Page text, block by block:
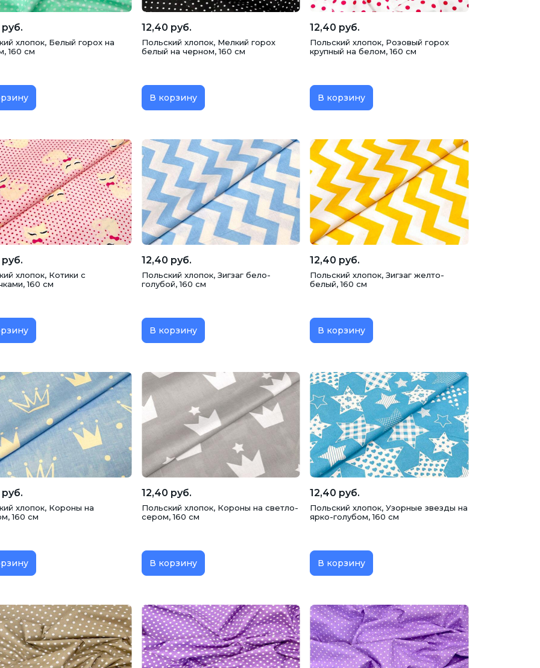
хлопок, Белый горох на
160 см
12,40 руб.
Польский хлопок, Мелкий горох
белый на черном, 160 см
В корзину
12,40 руб.
Польский хлопок, Розовый горох
крупный на белом, 160 см
В корзину
хлопок, Котики с
160 см
12,40 руб.
Польский хлопок, Зигзаг бело-
голубой, 160 см
В корзину
12,40 руб.
Польский хлопок, Зигзаг желто-
белый, 160 см
В корзину
хлопок, Короны на
160 см
12,40 руб.
Польский хлопок, Короны на светло-
сером, 160 см
В корзину
12,40 руб.
Польский хлопок, Узорные звезды на
ярко-голубом, 160 см
В корзину